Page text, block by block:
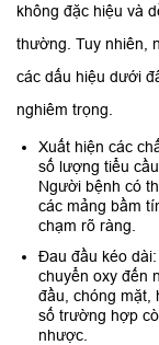
không đặc hiệu và
thường. Tuy nhiên,
các dấu hiệu dưới
nghiêm trọng.
Xuất hiện các
số lượng tiểu
Người bệnh có
các mảng bầm
chạm rõ ràng.
Đau đầu kéo
chuyển oxy đến
đầu, chóng mặt,
số trường hợp
nhược.